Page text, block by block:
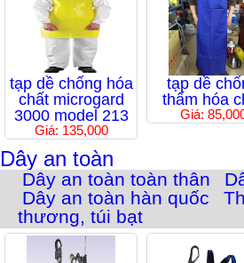
tạp dề chống hóa
chất microgard
3000 model 213
Giá: 135,000
tạp dề
thấm hóa
Giá:
Dây an toàn
Dây an toàn toàn thân
Dây an toàn hàn quốc
thương, túi bạt